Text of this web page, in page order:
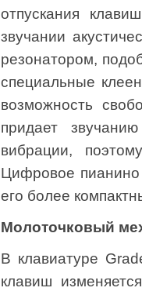
отпускания
звучании
резонатором,
специальные
возможность
придает
вибрации,
Цифровое
его более
Молоточковый
В клавиатуре
клавиш